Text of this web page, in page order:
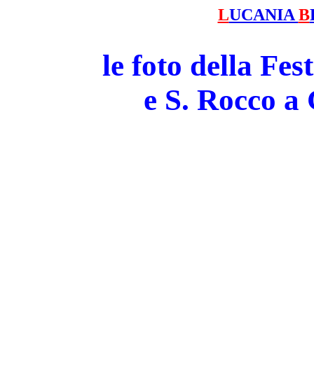
LUCANIA B
le foto della
e S. Rocco